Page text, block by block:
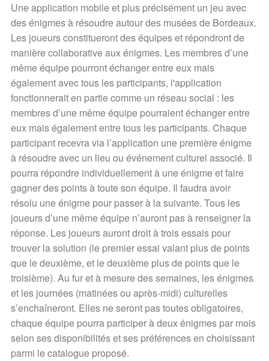
Une application mobile et plus précisément un jeu avec
des énigmes à résoudre autour des musées de Bordeaux.
Les joueurs constitueront des équipes et répondront de
manière collaborative aux énigmes. Les membres d’une
même équipe pourront échanger entre eux mais
également avec tous les participants, l'application
fonctionnerait en partie comme un réseau social : les
membres d’une même équipe pourraient échanger entre
eux mais également entre tous les participants. Chaque
participant recevra via l’application une première énigme
à résoudre avec un lieu ou événement culturel associé. Il
pourra répondre individuellement à une énigme et faire
gagner des points à toute son équipe. Il faudra avoir
résolu une énigme pour passer à la suivante. Tous les
joueurs d’une même équipe n’auront pas à renseigner la
réponse. Les joueurs auront droit à trois essais pour
trouver la solution (le premier essai valant plus de points
que le deuxième, et le deuxième plus de points que le
troisième). Au fur et à mesure des semaines, les énigmes
et les journées (matinées ou après-midi) culturelles
s’enchaîneront. Elles ne seront pas toutes obligatoires,
chaque équipe pourra participer à deux énigmes par mois
selon ses disponibilités et ses préférences en choisissant
parmi le catalogue proposé.